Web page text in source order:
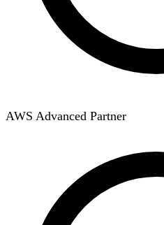
AWS Advanced Partner